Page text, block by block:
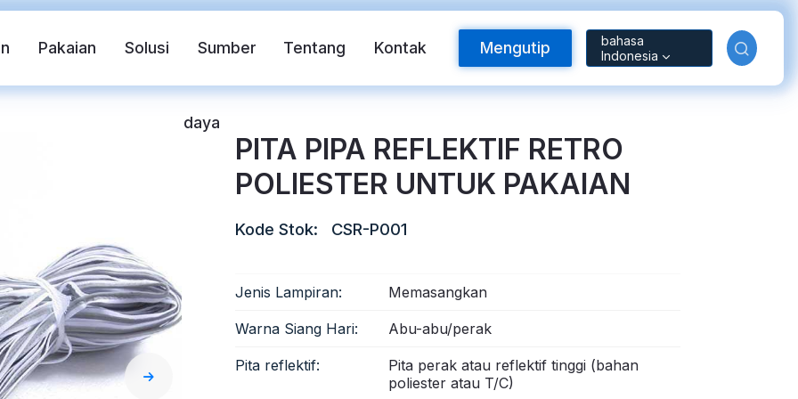
Pakaian Solusi Sumber
daya
Tentang Kontak Mengutip
bahasa
Indonesia
Rompi pengaman Pita Reflektif FR Bahan Reflektif
Panas Reflektif Kain Reflektif Pelangi
PITA PIPA REFLEKTIF RETRO
POLIESTER UNTUK PAKAIAN
Kode Stok: CSR-P001
Jenis Lampiran: Memasangkan
Warna Siang Hari: Abu-abu/perak
Pita reflektif:
Pita perak atau reflektif tinggi (bahan
poliester atau T/C)